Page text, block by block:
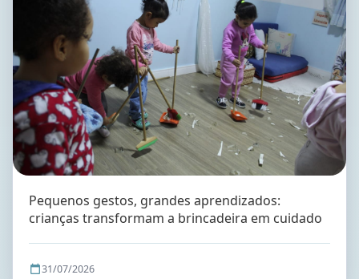
Pequenos gestos, grandes aprendizados:
crianças transformam a brincadeira em cuidado
31/07/2026